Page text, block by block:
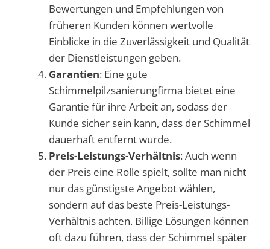
Bewertungen und Empfehlungen von
früheren Kunden können wertvolle
Einblicke in die Zuverlässigkeit und Qualität
der Dienstleistungen geben.
Garantien: Eine gute
Schimmelpilzsanierungfirma bietet eine
Garantie für ihre Arbeit an, sodass der
Kunde sicher sein kann, dass der Schimmel
dauerhaft entfernt wurde.
Preis-Leistungs-Verhältnis: Auch wenn
der Preis eine Rolle spielt, sollte man nicht
nur das günstigste Angebot wählen,
sondern auf das beste Preis-Leistungs-
Verhältnis achten. Billige Lösungen können
oft dazu führen, dass der Schimmel später